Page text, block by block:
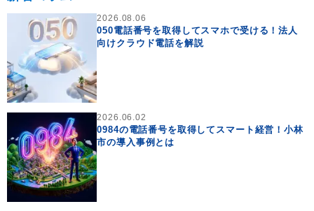
2026.08.06
050電話番号を取得してスマホで受ける！法人
向けクラウド電話を解説
2026.06.02
0984の電話番号を取得してスマート経営！小林
市の導入事例とは